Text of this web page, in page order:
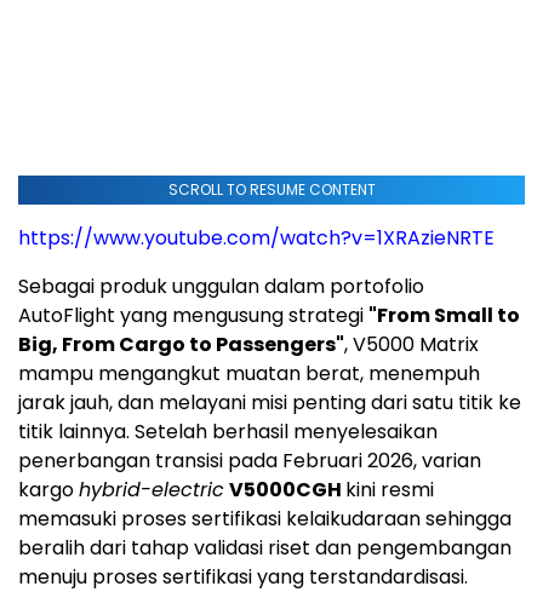
SCROLL TO RESUME CONTENT
https://www.youtube.com/watch?v=1XRAzieNRTE
Sebagai produk unggulan dalam portofolio
AutoFlight yang mengusung strategi "From Small to
Big, From Cargo to Passengers", V5000 Matrix
mampu mengangkut muatan berat, menempuh
jarak jauh, dan melayani misi penting dari satu titik ke
titik lainnya. Setelah berhasil menyelesaikan
penerbangan transisi pada Februari 2026, varian
kargohybrid-electricV5000CGH kini resmi
memasuki proses sertifikasi kelaikudaraan sehingga
beralih dari tahap validasi riset dan pengembangan
menuju proses sertifikasi yang terstandardisasi.